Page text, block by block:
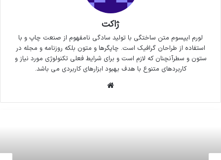
ژاکت
لورم ایپسوم متن ساختگی با تولید سادگی نامفهوم از صنعت چاپ و با
استفاده از طراحان گرافیک است. چاپگرها و متون بلکه روزنامه و مجله در
ستون و سطرآنچنان که لازم است و برای شرایط فعلی تکنولوژی مورد نیاز و
کاربردهای متنوع با هدف بهبود ابزارهای کاربردی می باشد.